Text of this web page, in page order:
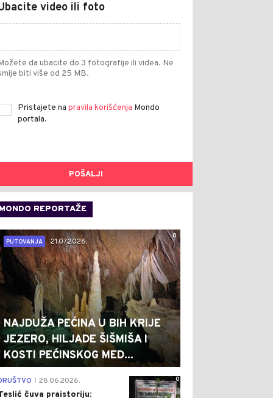
video ili foto
da ubacite do 3 fotografije ili videa. Ne
biti više od 25 MB.
Pristajete na pravila korišćenja Mondo
portala.
POŠALJI
MONDO REPORTAŽE
0
PUTOVANJA
21.07.2026.
NAJDUŽA PEĆINA U BIH KRIJE
JEZERO, HILJADE ŠIŠMIŠA I
KOSTI PEĆINSKOG MED...
0
28.06.2026.
čuva praistoriju: